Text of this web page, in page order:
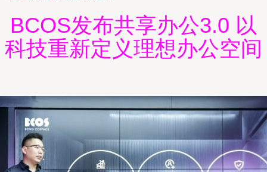
BCOS发布共享办公3.0 以
科技重新定义理想办公空间